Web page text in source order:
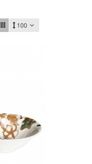
100